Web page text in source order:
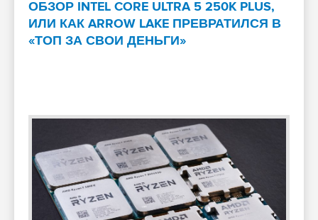
ОБЗОР INTEL CORE ULTRA 5 250K PLUS,
ИЛИ КАК ARROW LAKE ПРЕВРАТИЛСЯ В
«ТОП ЗА СВОИ ДЕНЬГИ»